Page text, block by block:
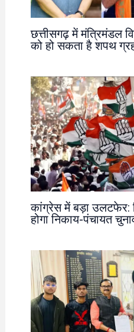
छत्तीसगढ़ में मंत्रिमंडल
को हो सकता है शपथ
कांग्रेस में बड़ा उलटफेर:
होगा निकाय-पंचायत